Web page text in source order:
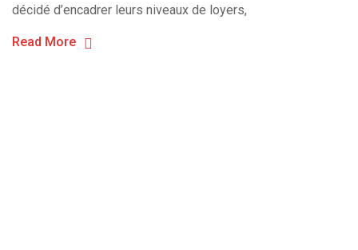
décidé d’encadrer leurs niveaux de loyers,
Read More